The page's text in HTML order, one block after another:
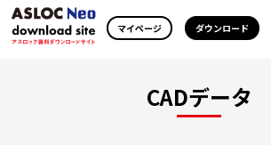
マイページ ダウンロード
CADデータ